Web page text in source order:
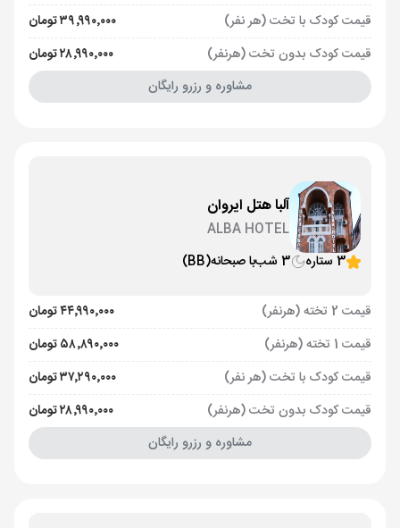
قیمت کودک با تخت (هر نفر)
۳۹٬۹۹۰٬۰۰۰ تومان
قیمت کودک بدون تخت (هرنفر)
۲۸٬۹۹۰٬۰۰۰ تومان
مشاوره و رزرو رایگان
آلبا هتل ایروان
ALBA HOTEL
3 ستاره
3 شب با صبحانه(BB)
قیمت 2 تخته (هرنفر)
۴۴٬۹۹۰٬۰۰۰ تومان
قیمت 1 تخته (هرنفر)
۵۸٬۸۹۰٬۰۰۰ تومان
قیمت کودک با تخت (هر نفر)
۳۷٬۲۹۰٬۰۰۰ تومان
قیمت کودک بدون تخت (هرنفر)
۲۸٬۹۹۰٬۰۰۰ تومان
مشاوره و رزرو رایگان